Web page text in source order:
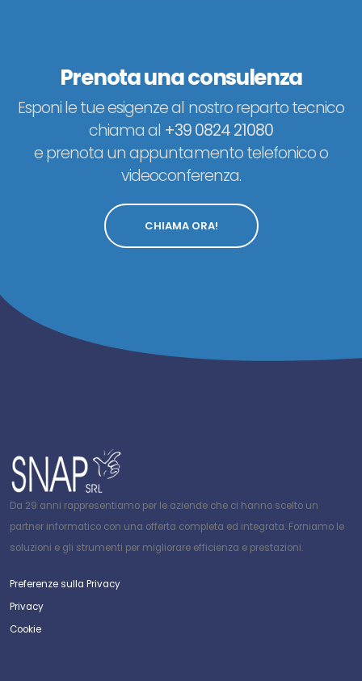
Prenota una consulenza
Esponi le tue esigenze al nostro reparto tecnico
chiama al +39 0824 21080
e prenota un appuntamento telefonico o
videoconferenza.
CHIAMA ORA!
Da 29 anni rappresentiamo per le aziende che ci hanno scelto un
partner informatico con una offerta completa ed integrata. Forniamo le
soluzioni e gli strumenti per migliorare efficienza e prestazioni.
Preferenze sulla Privacy
Privacy
Cookie